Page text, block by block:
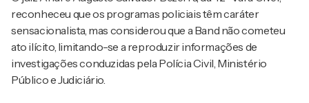
reconheceu que os programas policiais têm caráter
sensacionalista, mas considerou que a Band não cometeu
ato ilícito, limitando-se a reproduzir informações de
investigações conduzidas pela Polícia Civil, Ministério
Público e Judiciário.